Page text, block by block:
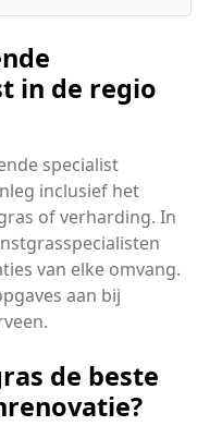
in de regio
specialist
inclusief het
of verharding. In
van elke omvang.
aan bij
de beste